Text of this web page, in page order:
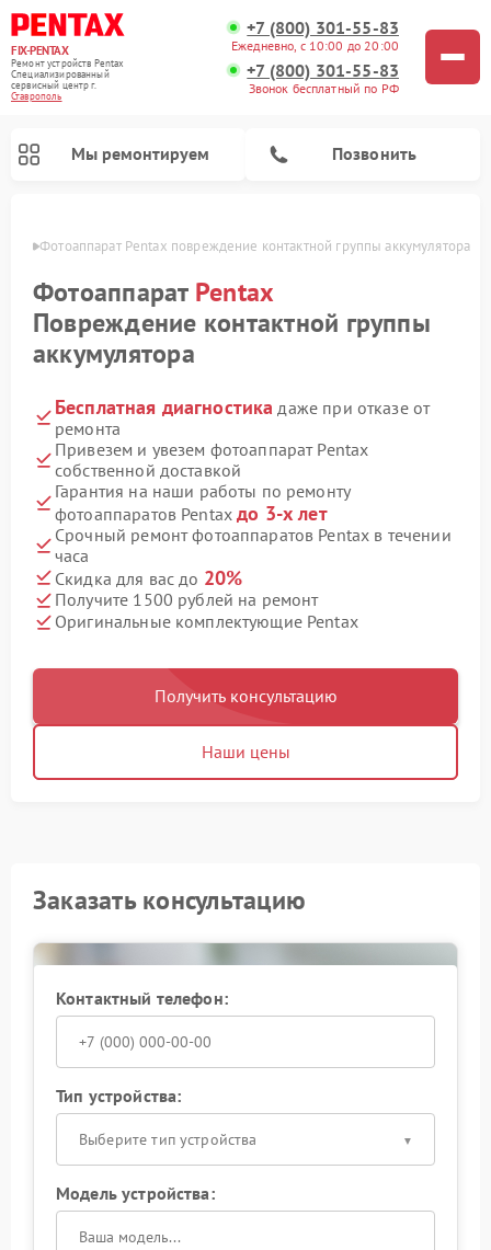
FIX-PENTAX
Ремонт устройств Pentax
Специализированный
cервисный центр г.
Ставрополь
+7 (800) 301-55-83
Ежедневно, с 10:00 до 20:00
+7 (800) 301-55-83
Звонок бесплатный по РФ
Мы ремонтируем Позвонить
Фотоаппарат Pentax повреждение контактной группы аккумулятора
Фотоаппарат Pentax
Повреждение контактной группы
аккумулятора
Бесплатная диагностика даже при отказе от
ремонта
Привезем и увезем фотоаппарат Pentax
собственной доставкой
Гарантия на наши работы по ремонту
фотоаппаратов Pentaxдо 3-х лет
Срочный ремонт фотоаппаратов Pentax в течении
часа
Скидка для вас до 20%
Получите 1500 рублей на ремонт
Оригинальные комплектующие Pentax
Получить консультацию
Наши цены
Заказать консультацию
Контактный телефон:
Тип устройства:
Выберите тип устройства
Модель устройства: